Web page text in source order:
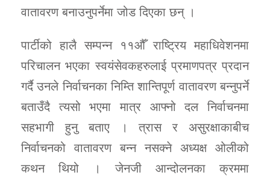
वातावरण बनाउनुपर्नेमा जोड दिएका छन् ।
पार्टीको हालै सम्पन्न ११औँ राष्ट्रिय महाधिवेशनमा
परिचालन भएका स्वयंसेवकहरुलाई प्रमाणपत्र प्रदान
गर्दै उनले निर्वाचनका निम्ति शान्तिपूर्ण वातावरण बन्नुपर्ने
बताउँदै त्यसो भएमा मात्र आफ्नो दल निर्वाचनमा
सहभागी हुनु बताए । त्रास र असुरक्षाकाबीच
निर्वाचनको वातावरण बन्न नसक्ने अध्यक्ष ओलीको
कथन थियो । जेनजी आन्दोलनका क्रममा